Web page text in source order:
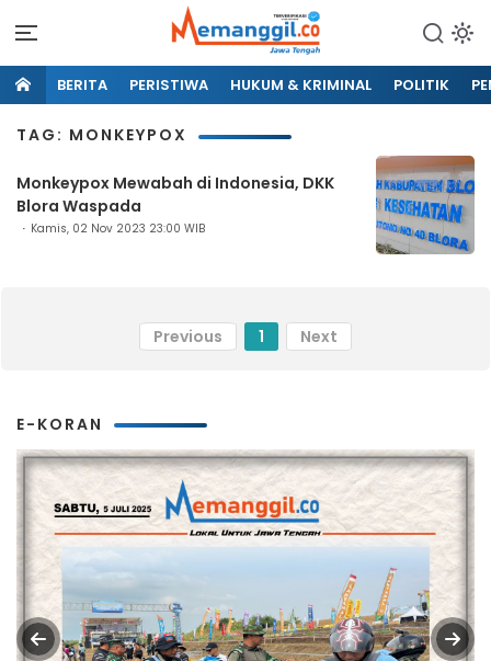
BERITA PERISTIWA HUKUM & KRIMINAL POLITIK
TAG: MONKEYPOX
Monkeypox Mewabah di Indonesia, DKK
Blora Waspada
Kamis, 02 Nov 2023 23:00 WIB
Previous 1 Next
E-KORAN